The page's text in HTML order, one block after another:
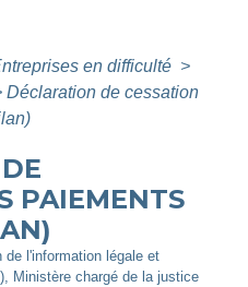
en difficulté >
Déclaration de cessation
PAIEMENTS
l'information légale et
Ministère chargé de la justice